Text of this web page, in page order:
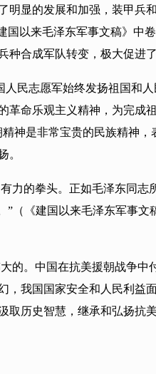
显的发展和加强，装甲兵
以来毛泽东军事文稿》中
种合成军队转变，极大促进
民志愿军始终发扬祖国和
命乐观主义精神，为完成
神是非常宝贵的民族精神
。
力的拳头。正如毛泽东同志
（《建国以来毛泽东军事文
的。中国在抗美援朝战争中
我国国家安全和人民利益
历史智慧，继承和弘扬抗